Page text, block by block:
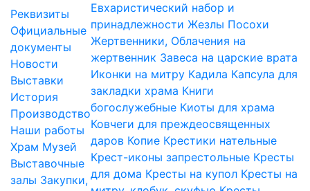
Реквизиты
Официальные
документы
Новости
Выставки
История
Производство
Наши работы
Храм Музей
Выставочные
залы Закупки,
Евхаристический набор и
принадлежности Жезлы Посохи
Жертвенники, Облачения на
жертвенник Завеса на царские врата
Иконки на митру Кадила Капсула для
закладки храма Книги
богослужебные Киоты для храма
Ковчеги для преждеосвященных
даров Копие Крестики нательные
Крест-иконы запрестольные Кресты
для дома Кресты на купол Кресты на